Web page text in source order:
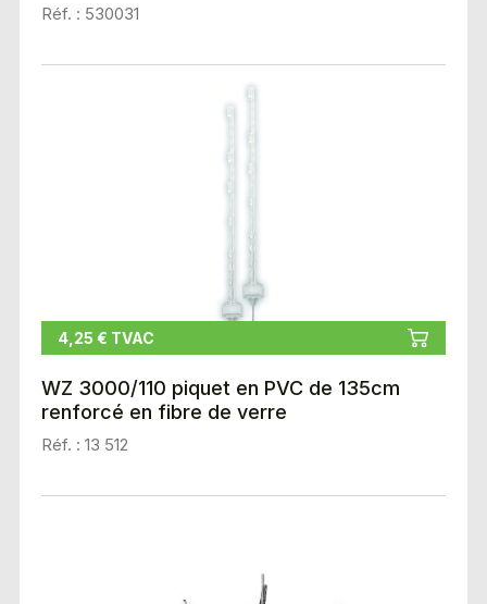
Réf. : 530031
4,25 € TVAC
WZ 3000/110 piquet en PVC de 135cm
renforcé en fibre de verre
Réf. : 13 512